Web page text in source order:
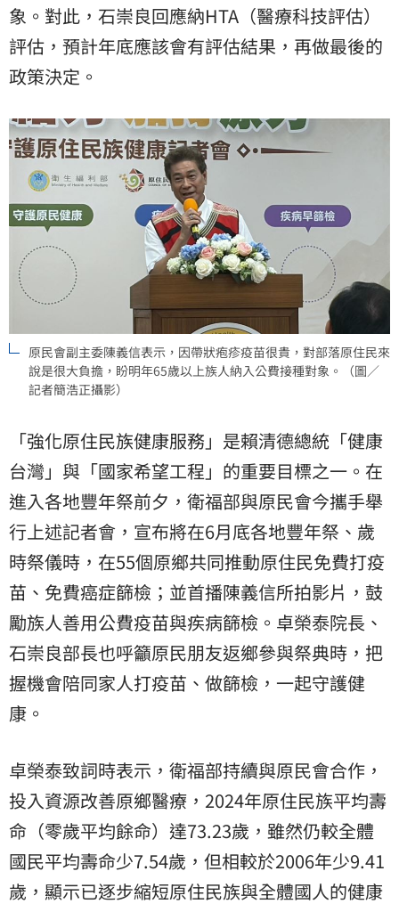
象。對此，石崇良回應納HTA（醫療科技評估）
評估，預計年底應該會有評估結果，再做最後的
政策決定。
原民會副主委陳義信表示，因帶狀疱疹疫苗很貴，對部落原住民來
說是很大負擔，盼明年65歲以上族人納入公費接種對象。（圖／
記者簡浩正攝影）
「強化原住民族健康服務」是賴清德總統「健康
台灣」與「國家希望工程」的重要目標之一。在
進入各地豐年祭前夕，衛福部與原民會今攜手舉
行上述記者會，宣布將在6月底各地豐年祭、歲
時祭儀時，在55個原鄉共同推動原住民免費打疫
苗、免費癌症篩檢；並首播陳義信所拍影片，鼓
勵族人善用公費疫苗與疾病篩檢。卓榮泰院長、
石崇良部長也呼籲原民朋友返鄉參與祭典時，把
握機會陪同家人打疫苗、做篩檢，一起守護健
康。
卓榮泰致詞時表示，衛福部持續與原民會合作，
投入資源改善原鄉醫療，2024年原住民族平均壽
命（零歲平均餘命）達73.23歲，雖然仍較全體
國民平均壽命少7.54歲，但相較於2006年少9.41
歲，顯示已逐步縮短原住民族與全體國人的健康